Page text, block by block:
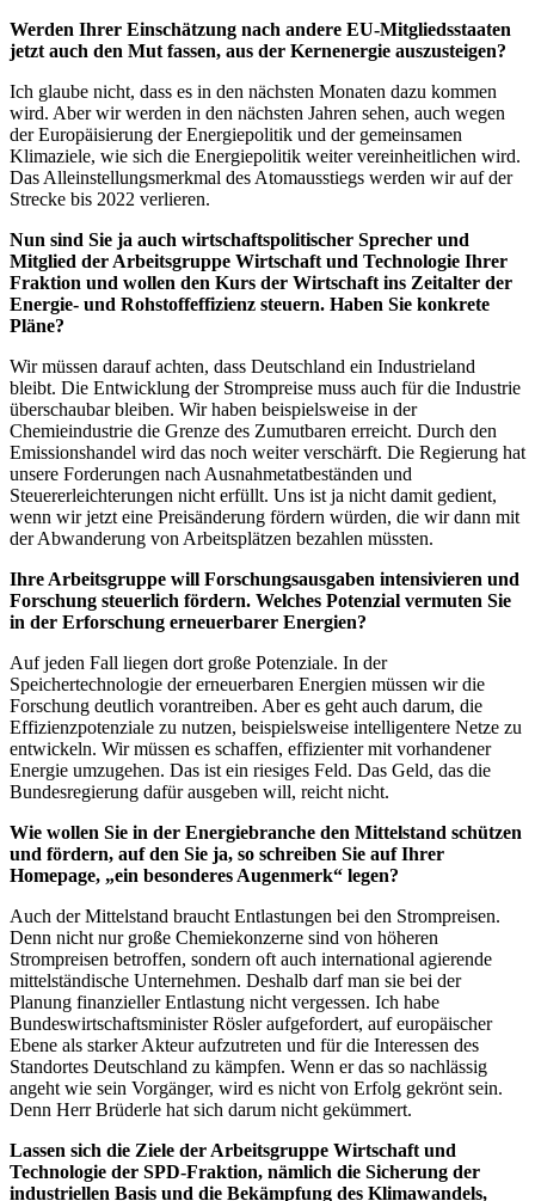
Werden Ihrer Einschätzung nach andere EU-Mitgliedsstaaten
jetzt auch den Mut fassen, aus der Kernenergie auszusteigen?
Ich glaube nicht, dass es in den nächsten Monaten dazu kommen
wird. Aber wir werden in den nächsten Jahren sehen, auch wegen
der Europäisierung der Energiepolitik und der gemeinsamen
Klimaziele, wie sich die Energiepolitik weiter vereinheitlichen wird.
Das Alleinstellungsmerkmal des Atomausstiegs werden wir auf der
Strecke bis 2022 verlieren.
Nun sind Sie ja auch wirtschaftspolitischer Sprecher und
Mitglied der Arbeitsgruppe Wirtschaft und Technologie Ihrer
Fraktion und wollen den Kurs der Wirtschaft ins Zeitalter der
Energie- und Rohstoffeffizienz steuern. Haben Sie konkrete
Pläne?
Wir müssen darauf achten, dass Deutschland ein Industrieland
bleibt. Die Entwicklung der Strompreise muss auch für die Industrie
überschaubar bleiben. Wir haben beispielsweise in der
Chemieindustrie die Grenze des Zumutbaren erreicht. Durch den
Emissionshandel wird das noch weiter verschärft. Die Regierung hat
unsere Forderungen nach Ausnahmetatbeständen und
Steuererleichterungen nicht erfüllt. Uns ist ja nicht damit gedient,
wenn wir jetzt eine Preisänderung fördern würden, die wir dann mit
der Abwanderung von Arbeitsplätzen bezahlen müssten.
Ihre Arbeitsgruppe will Forschungsausgaben intensivieren und
Forschung steuerlich fördern. Welches Potenzial vermuten Sie
in der Erforschung erneuerbarer Energien?
Auf jeden Fall liegen dort große Potenziale. In der
Speichertechnologie der erneuerbaren Energien müssen wir die
Forschung deutlich vorantreiben. Aber es geht auch darum, die
Effizienzpotenziale zu nutzen, beispielsweise intelligentere Netze zu
entwickeln. Wir müssen es schaffen, effizienter mit vorhandener
Energie umzugehen. Das ist ein riesiges Feld. Das Geld, das die
Bundesregierung dafür ausgeben will, reicht nicht.
Wie wollen Sie in der Energiebranche den Mittelstand schützen
und fördern, auf den Sie ja, so schreiben Sie auf Ihrer
Homepage, „ein besonderes Augenmerk“ legen?
Auch der Mittelstand braucht Entlastungen bei den Strompreisen.
Denn nicht nur große Chemiekonzerne sind von höheren
Strompreisen betroffen, sondern oft auch international agierende
mittelständische Unternehmen. Deshalb darf man sie bei der
Planung finanzieller Entlastung nicht vergessen. Ich habe
Bundeswirtschaftsminister Rösler aufgefordert, auf europäischer
Ebene als starker Akteur aufzutreten und für die Interessen des
Standortes Deutschland zu kämpfen. Wenn er das so nachlässig
angeht wie sein Vorgänger, wird es nicht von Erfolg gekrönt sein.
Denn Herr Brüderle hat sich darum nicht gekümmert.
Lassen sich die Ziele der Arbeitsgruppe Wirtschaft und
Technologie der SPD-Fraktion, nämlich die Sicherung der
industriellen Basis und die Bekämpfung des Klimawandels,